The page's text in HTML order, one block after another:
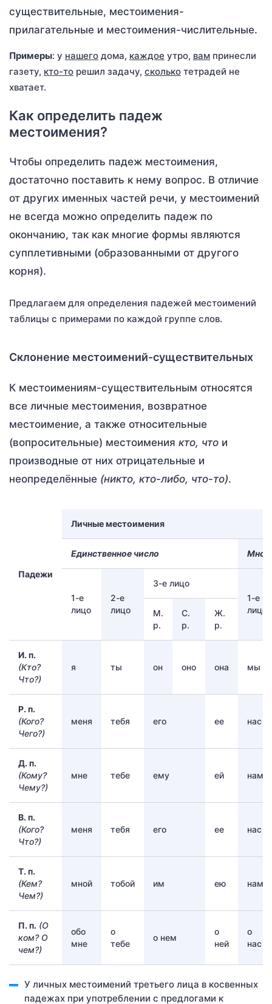
существительные, местоимения-
прилагательные и местоимения-числительные.
Примеры: у нашего дома, каждое утро, вам принесли
газету, кто-то решил задачу, сколько тетрадей не
хватает.
Как определить падеж
местоимения?
Чтобы определить падеж местоимения,
достаточно поставить к нему вопрос. В отличие
от других именных частей речи, у местоимений
не всегда можно определить падеж по
окончанию, так как многие формы являются
супплетивными (образованными от другого
корня).
Предлагаем для определения падежей местоимений
таблицы с примерами по каждой группе слов.
Склонение местоимений-существительных
К местоимениям-существительным относятся
все личные местоимения, возвратное
местоимение, а также относительные
(вопросительные) местоимения кто, что и
производные от них отрицательные и
неопределённые (никто, кто-либо, что-то).
Падежи
Личные местоимения
Единственное число
1-е
лицо
2-е
лицо
3-е лицо
1-е
лицо
М.
р.
С.
р.
Ж.
р.
И. п.
(Кто?
Что?)
я ты он оно она мы
Р. п.
(Кого?
Чего?)
меня тебя его ее нас
Д. п.
(Кому?
Чему?)
мне тебе ему ей нам
В. п.
(Кого?
Что?)
меня тебя его ее нас
Т. п.
(Кем?
Чем?)
мной тобой им ею нами
П. п. (О
ком? О
чем?)
обо
мне
о
тебе
о нем
о
ней
о
нас
У личных местоимений третьего лица в косвенных
падежах при употреблении с предлогами к